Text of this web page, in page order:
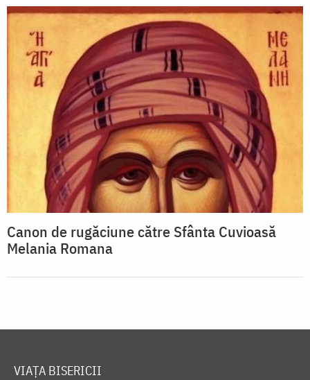
Canon de rugăciune către Sfânta Cuvioasă
Melania Romana
VIAȚA BISERICII